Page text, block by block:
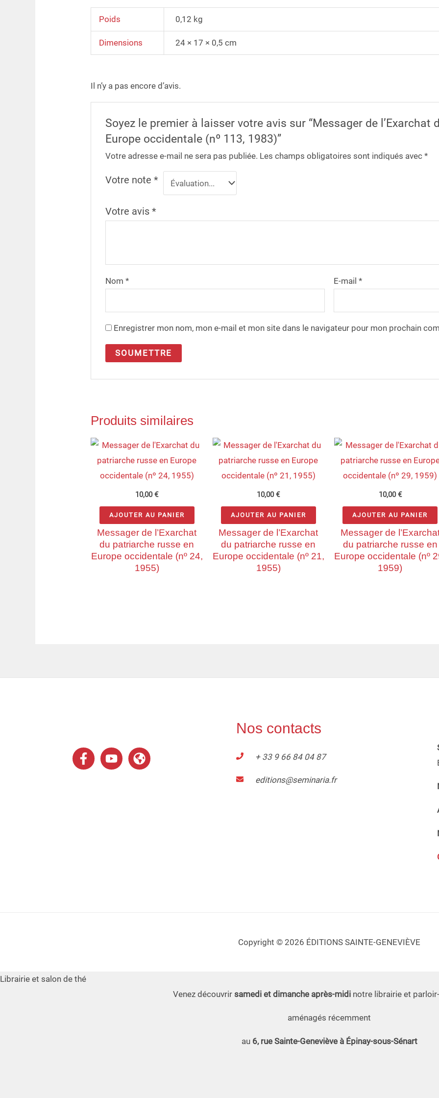
Poids 0,12 kg
Dimensions 24 × 17 × 0,5 cm
Il n’y a pas encore d’avis.
Soyez le premier à laisser votre avis sur “Messager de l’Exarchat
Europe occidentale (nº 113, 1983)”
Votre adresse e-mail ne sera pas publiée. Les champs obligatoires sont indiqués avec *
Votre note *
Votre avis *
Nom * E-mail*
Enregistrer mon nom, mon e-mail et mon site dans le navigateur pour mon prochain
Produits similaires
10,00€
AJOUTER AU PANIER
Messager de l’Exarchat
du patriarche russe en
Europe occidentale (nº 24,
1955)
10,00€
AJOUTER AU PANIER
Messager de l’Exarchat
du patriarche russe en
Europe occidentale (nº 21,
1955)
10,00€
AJOUTER AU PANIER
Messager de
du patriarche russe en
Europe occidentale (nº
1959)
Nos contacts
+ 33 9 66 84 04 87
editions@seminaria.fr
Copyright © 2026 ÉDITIONS SAINTE-GENEVIÈVE
Librairie et salon de thé
Venez découvrir samedi et dimanche après-midinotre librairie et
aménagés récemment
au 6, rue Sainte-Geneviève à Épinay-sous-Sénart